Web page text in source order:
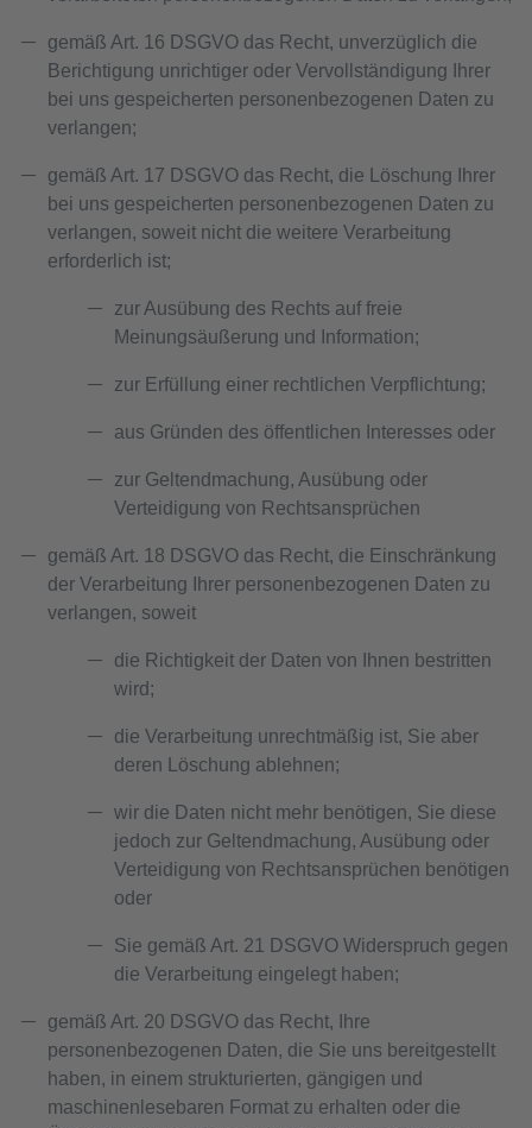
gemäß Art. 16 DSGVO das Recht, unverzüglich die
Berichtigung unrichtiger oder Vervollständigung Ihrer
bei uns gespeicherten personenbezogenen Daten zu
verlangen;
gemäß Art. 17 DSGVO das Recht, die Löschung Ihrer
bei uns gespeicherten personenbezogenen Daten zu
verlangen, soweit nicht die weitere Verarbeitung
erforderlich ist;
zur Ausübung des Rechts auf freie
Meinungsäußerung und Information;
zur Erfüllung einer rechtlichen Verpflichtung;
aus Gründen des öffentlichen Interesses oder
zur Geltendmachung, Ausübung oder
Verteidigung von Rechtsansprüchen
gemäß Art. 18 DSGVO das Recht, die Einschränkung
der Verarbeitung Ihrer personenbezogenen Daten zu
verlangen, soweit
die Richtigkeit der Daten von Ihnen bestritten
wird;
die Verarbeitung unrechtmäßig ist, Sie aber
deren Löschung ablehnen;
wir die Daten nicht mehr benötigen, Sie diese
jedoch zur Geltendmachung, Ausübung oder
Verteidigung von Rechtsansprüchen benötigen
oder
Sie gemäß Art. 21 DSGVO Widerspruch gegen
die Verarbeitung eingelegt haben;
gemäß Art. 20 DSGVO das Recht, Ihre
personenbezogenen Daten, die Sie uns bereitgestellt
haben, in einem strukturierten, gängigen und
maschinenlesebaren Format zu erhalten oder die